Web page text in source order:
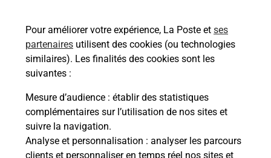
Pour améliorer votre expérience, La Poste et ses
partenaires utilisent des cookies (ou technologies
similaires). Les finalités des cookies sont les
suivantes :
Mesure d’audience : établir des statistiques
complémentaires sur l’utilisation de nos sites et
suivre la navigation.
Analyse et personnalisation : analyser les parcours
clients et personnaliser en temps réel nos sites et
Acheter un iPhone neuf ou reconditionné
Vous recherchez un smartphone pas cher proche
de chez vous ? Découvrez notre offre de
téléphones iPhone Apple dans vos bureaux de
Poste à SAINTE CROIX VOLVESTRE (09230) !